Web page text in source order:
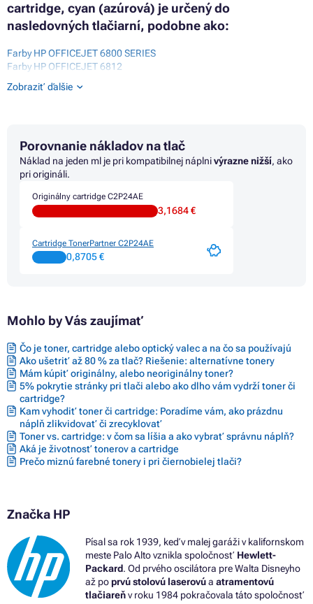
cartridge, cyan (azúrová) je určený do
nasledovných tlačiarní, podobne ako:
Farby HP OFFICEJET 6800 SERIES
Farby HP OFFICEJET 6812
Farby HP OFFICEJET 6815
Farby HP OFFICEJET 6820
Farby HP OFFICEJET PRO 6230
Farby HP OFFICEJET PRO 6230 SERIES
Farby HP OFFICEJET PRO 6235
Farby HP OFFICEJET PRO 6830
Farby HP OFFICEJET PRO 6830 SERIES
Zobraziť ďalšie
Porovnanie nákladov na tlač
Náklad na jeden ml je pri kompatibilnej náplnivýrazne nižší, ako
pri origináli.
Originálny cartridge C2P24AE
3,1684 €
Cartridge TonerPartner C2P24AE
0,8705 €
Mohlo by Vás zaujímať
Čo je toner, cartridge alebo optický valec a na čo sa používajú
Ako ušetriť až 80 % za tlač? Riešenie: alternatívne tonery
Mám kúpiť originálny, alebo neoriginálny toner?
5% pokrytie stránky pri tlači alebo ako dlho vám vydrží toner či
cartridge?
Kam vyhodiť toner či cartridge: Poradíme vám, ako prázdnu
náplň zlikvidovať či zrecyklovať
Toner vs. cartridge: v čom sa líšia a ako vybrať správnu náplň?
Aká je životnosť tonerov a cartridge
Prečo miznú farebné tonery i pri čiernobielej tlači?
Značka HP
Písal sa rok 1939, keď v malej garáži v kalifornskom
meste Palo Alto vznikla spoločnosť Hewlett-
Packard. Od prvého oscilátora pre Walta Disneyho
až poprvú stolovú laserovúa atramentovú
tlačiareňv roku 1984 pokračovala táto spoločnosť